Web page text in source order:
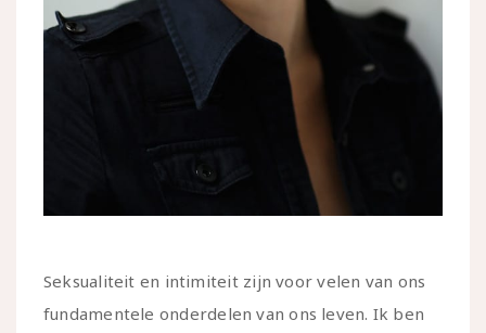
Seksualiteit en intimiteit zijn voor velen van ons
fundamentele onderdelen van ons leven. Ik ben